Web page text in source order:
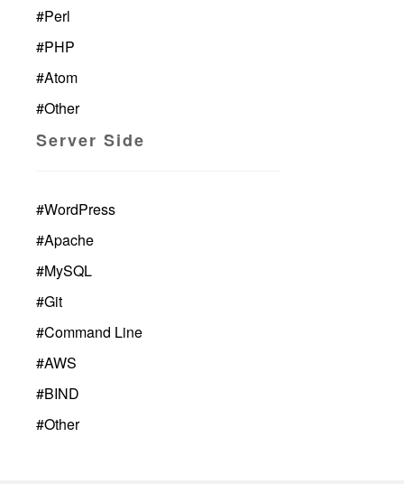
#Perl
#PHP
#Atom
#Other
Server Side
#WordPress
#Apache
#MySQL
#Git
#Command Line
#AWS
#BIND
#Other